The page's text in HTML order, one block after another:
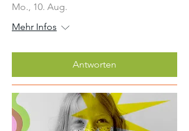
Mo., 10. Aug.
Mehr Infos
Antworten